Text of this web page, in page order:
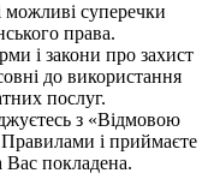
можливі суперечки
права.
і закони про захист
до використання
послуг.
з «Відмовою
Правилами і приймаєте
Вас покладена.